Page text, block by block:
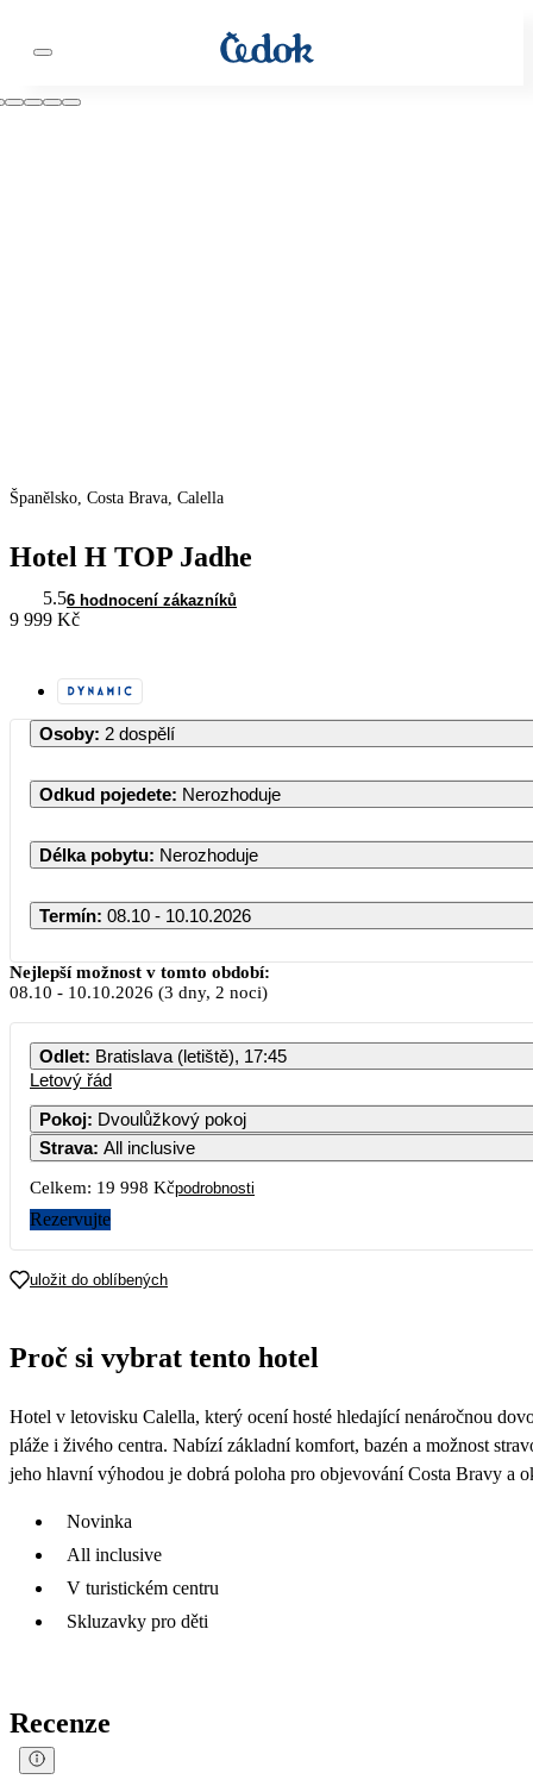
Španělsko, Costa Brava, Calella
Hotel H TOP Jadhe
5.56 hodnocení zákazníků
9 999 Kč
Osoby: 2 dospělí
Odkud pojedete: Nerozhoduje
Délka pobytu: Nerozhoduje
Termín: 08.10 - 10.10.2026
Říjen 2026
PO ÚT ST ČT PÁ
12 469 12 539
Nejlepší možnost v tomto období:
08.10 - 10.10.2026 (3 dny, 2 noci)
Odlet: Bratislava (letiště), 17:45
Letový řád
Pokoj: Dvoulůžkový pokoj
Strava: All inclusive
Celkem: 19 998 Kčpodrobnosti
Rezervujte
uložit do oblíbených
Proč si vybrat tento hotel
Hotel v letovisku Calella, který ocení hosté hledající nenáročnou
pláže i živého centra. Nabízí základní komfort, bazén a možnost
jeho hlavní výhodou je dobrá poloha pro objevování Costa Bravy a
Novinka
All inclusive
V turistickém centru
Skluzavky pro děti
Recenze